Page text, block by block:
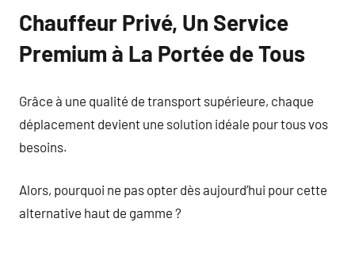
Chauffeur Privé, Un Service
Premium à La Portée de Tous
Grâce à une qualité de transport supérieure, chaque
déplacement devient une solution idéale pour tous vos
besoins.
Alors, pourquoi ne pas opter dès aujourd’hui pour cette
alternative haut de gamme ?